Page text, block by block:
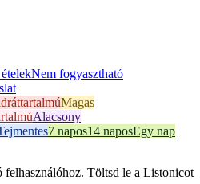
Nem fogyasztható
Magas
Alacsony
7 napos14 naposEgy nap
Töltsd le a Listonicot